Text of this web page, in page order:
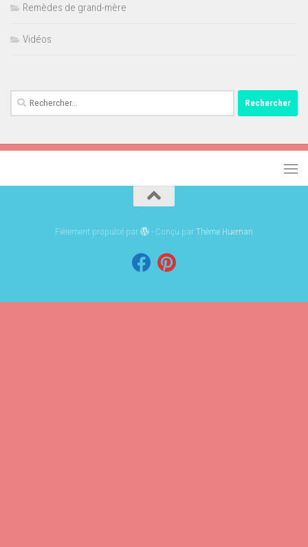
Remèdes de grand-mère
Vidéos
Rechercher :
Fièrement propulsé par - Conçu parThème Hueman